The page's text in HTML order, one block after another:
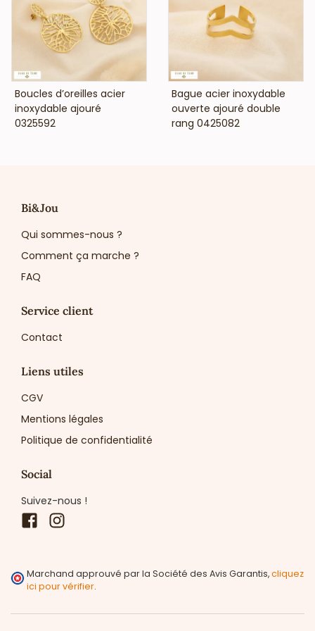
de vente. Elles répondent à une demande constante pour
des bijoux simples, durables et faciles à associer, favorisant
un renouvellement rapide des ventes.
Une référence essentielle, idéale pour compléter une
offre avec un bijou sobre et commercialement
efficace.VOIR LE PRIX
Boucles d’oreilles acier
inoxydable ajouré
0325592
VOIR LE PRIX
Bague acier inoxydable
ouverte ajouré double
rang 0425082
Bi&Jou
Qui sommes-nous ?
Comment ça marche ?
FAQ
Service client
Contact
Liens utiles
CGV
Mentions légales
Politique de confidentialité
Social
Suivez-nous !
Facebook
Marchand approuvé par la Société des Avis Garantis,cliquez
ici pour vérifier.